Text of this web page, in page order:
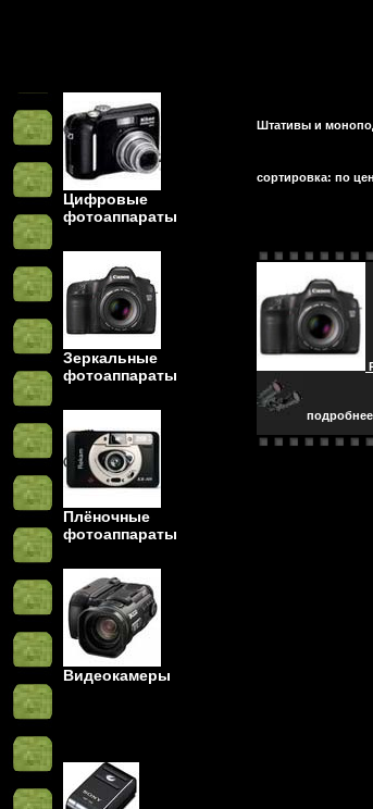
Цифровые
фотоаппараты
Зеркальные
фотоаппараты
Плёночные
фотоаппараты
Видеокамеры
Штативы и
сортировка: по
подробнее